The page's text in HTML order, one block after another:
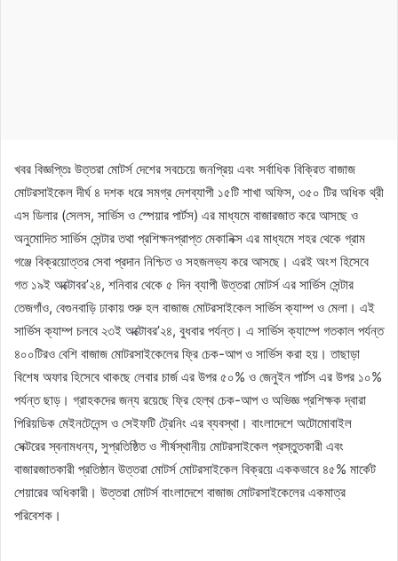
খবর বিজ্ঞপ্তিঃ উত্তরা মোটর্স দেশের সবচেয়ে জনপ্রিয় এবং সর্বাধিক বিক্রিত বাজাজ
মোটরসাইকেল দীর্ঘ ৪ দশক ধরে সমগ্র দেশব্যাপী ১৫টি শাখা অফিস, ৩৫০ টির অধিক থ্রী
এস ডিলার (সেলস, সার্ভিস ও স্পেয়ার পার্টস) এর মাধ্যমে বাজারজাত করে আসছে ও
অনুমোদিত সার্ভিস সেন্টার তথা প্রশিক্ষনপ্রাপ্ত মেকানিক্স এর মাধ্যমে শহর থেকে গ্রাম
গঞ্জে বিক্রয়োত্তর সেবা প্রদান নিশ্চিত ও সহজলভ্য করে আসছে। এরই অংশ হিসেবে
গত ১৯ই অক্টোবর’২৪, শনিবার থেকে ৫ দিন ব্যাপী উত্তরা মোটর্স এর সার্ভিস সেন্টার
তেজগাঁও, বেগুনবাড়ি ঢাকায় শুরু হল বাজাজ মোটরসাইকেল সার্ভিস ক্যাম্প ও মেলা। এই
সার্ভিস ক্যাম্প চলবে ২৩ই অক্টোবর’২৪, বুধবার পর্যন্ত। এ সার্ভিস ক্যাম্পে গতকাল পর্যন্ত
৪০০টিরও বেশি বাজাজ মোটরসাইকেলের ফ্রি চেক-আপ ও সার্ভিস করা হয়। তাছাড়া
বিশেষ অফার হিসেবে থাকছে লেবার চার্জ এর উপর ৫০% ও জেনুইন পার্টস এর উপর ১০%
পর্যন্ত ছাড়। গ্রাহকদের জন্য রয়েছে ফ্রি হেল্থ চেক-আপ ও অভিজ্ঞ প্রশিক্ষক দ্বারা
পিরিয়ডিক মেইনটেনেন্স ও সেইফটি ট্রেনিং এর ব্যবস্থা। বাংলাদেশে অটোমোবাইল
সেক্টরের স্বনামধন্য, সুপ্রতিষ্ঠিত ও শীর্ষস্থানীয় মোটরসাইকেল প্রস্তুতকারী এবং
বাজারজাতকারী প্রতিষ্ঠান উত্তরা মোটর্স মোটরসাইকেল বিক্রয়ে এককভাবে ৪৫% মার্কেট
শেয়ারের অধিকারী। উত্তরা মোটর্স বাংলাদেশে বাজাজ মোটরসাইকেলের একমাত্র
পরিবেশক।